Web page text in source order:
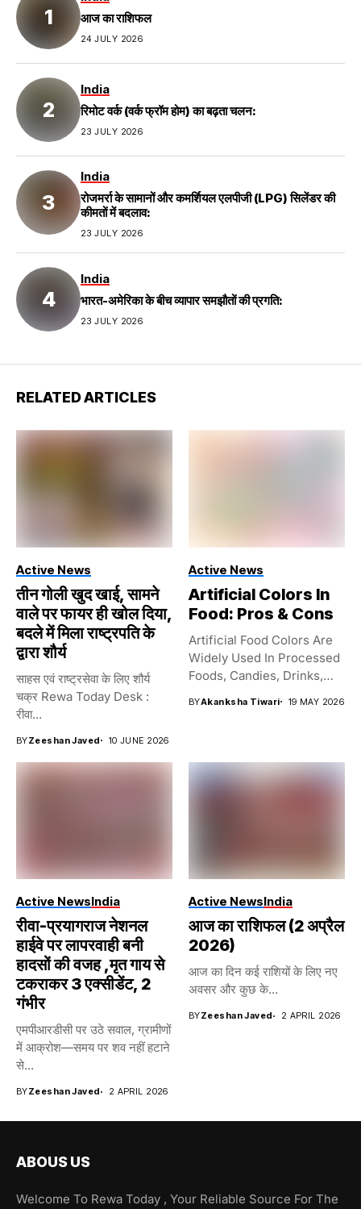
आज का राशिफल
24 JULY 2026
India
रिमोट वर्क (वर्क फ्रॉम होम) का बढ़ता चलन:
23 JULY 2026
India
रोजमर्रा के सामानों और कमर्शियल एलपीजी (LPG) सिलेंडर की
कीमतों में बदलाव:
23 JULY 2026
India
भारत-अमेरिका के बीच व्यापार समझौतों की प्रगति:
23 JULY 2026
RELATED ARTICLES
Active News
तीन गोली खुद खाई, सामने
वाले पर फायर ही खोल दिया,
बदले में मिला राष्ट्रपति के
द्वारा शौर्य
साहस एवं राष्ट्रसेवा के लिए शौर्य
चक्र Rewa Today Desk :
रीवा...
BYZeeshan Javed 10 JUNE 2026
Active News
Artificial Colors In
Food: Pros & Cons
Artificial Food Colors Are
Widely Used In Processed
Foods, Candies, Drinks,
BYAkanksha Tiwari 19 MAY 2026
Active NewsIndia
रीवा-प्रयागराज नेशनल
हाईवे पर लापरवाही बनी
हादसों की वजह ,मृत गाय से
टकराकर 3 एक्सीडेंट, 2
गंभीर
एमपीआरडीसी पर उठे सवाल, ग्रामीणों
में आक्रोश—समय पर शव नहीं हटाने
से...
BYZeeshan Javed 2 APRIL 2026
Active NewsIndia
आज का राशिफल (2 अप्रैल
2026)
आज का दिन कई राशियों के लिए नए
अवसर और कुछ के...
BYZeeshan Javed 2 APRIL 2026
ABOUS US
Welcome To Rewa Today , Your Reliable Source For The